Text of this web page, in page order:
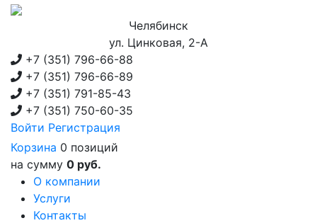
Челябинск
ул. Цинковая, 2-А
+7 (351) 796-66-88
+7 (351) 796-66-89
+7 (351) 791-85-43
+7 (351) 750-60-35
Войти Регистрация
Корзина 0 позиций
на сумму 0 руб.
О компании
Услуги
Контакты